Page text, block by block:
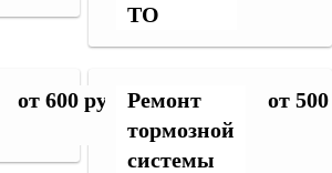
ТО
от 600 руб.
Ремонт
тормозной
системы
от